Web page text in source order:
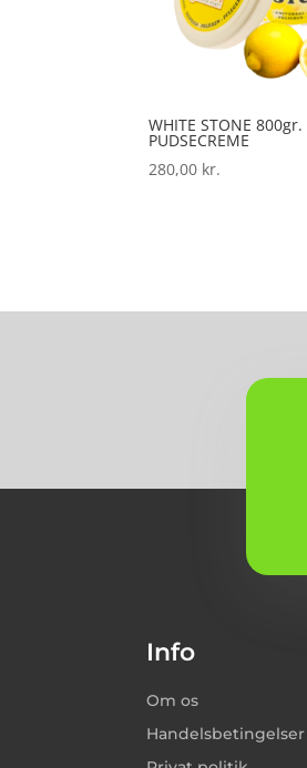
WHITE STONE 800gr.
PUDSECREME
280,00 kr.
Info
Om os
Handelsbetingelser